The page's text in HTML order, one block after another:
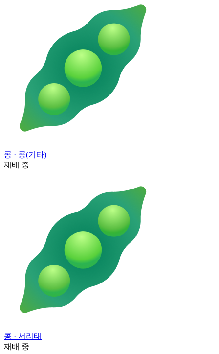
콩 · 콩(기타)
재배 중
콩 · 서리태
재배 중